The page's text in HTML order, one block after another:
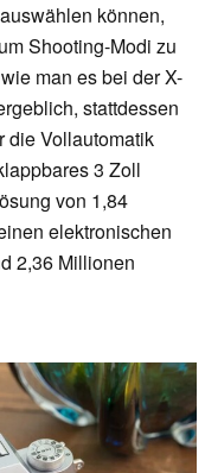
können,
Shooting-Modi zu
man es bei der X-
stattdessen
die Vollautomatik
3 Zoll
von 1,84
elektronischen
2,36 Millionen